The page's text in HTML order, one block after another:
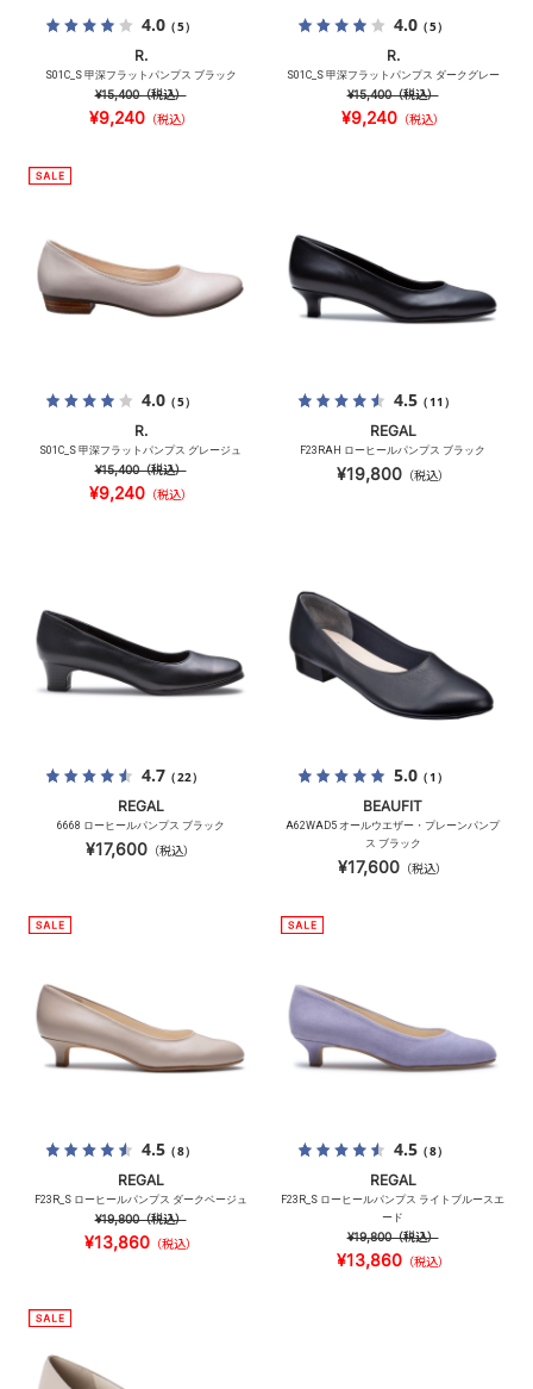
4.0（5）
R.
S01C_S 甲深フラットパンプス ブラック
¥15,400（税込）
¥9,240（税込）
4.0（5）
R.
S01C_S 甲深フラットパンプス ダークグレー
¥15,400（税込）
¥9,240（税込）
4.0（5）
R.
S01C_S 甲深フラットパンプス グレージュ
¥15,400（税込）
¥9,240（税込）
4.5（11）
REGAL
F23RAH ローヒールパンプス ブラック
¥19,800（税込）
4.7（22）
REGAL
6668 ローヒールパンプス ブラック
¥17,600 （税込）
5.0（1）
BEAUFIT
A62WAD5 オールウエザー・プレーンパンプ
ス ブラック
¥17,600 （税込）
4.5（8）
REGAL
F23R_S ローヒールパンプス ダークベージュ
¥19,800（税込）
¥13,860（税込）
4.5（8）
REGAL
F23R_S ローヒールパンプス ライトブルースエ
ード
¥19,800（税込）
¥13,860（税込）